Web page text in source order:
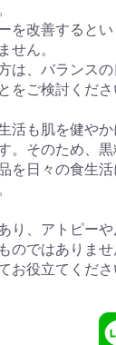
を改善すると
せん。
は、バランス
をご検討くださ
活も肌を健や
。そのため、
を日々の食生
り、アトピー
のではありま
お役立てくださ